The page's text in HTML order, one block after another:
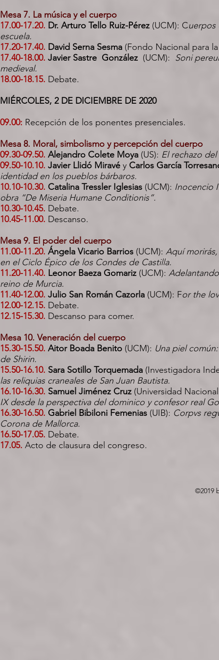
Mesa 7. La música y el cuerpo
17.00-17.20. Dr. Arturo Tello Ruiz-Pérez (UCM): Cuerpos
escuela.
17.20-17.40. David Serna Sesma (Fondo Nacional para
17.40-18.00. Javier Sastre González (UCM): Soni
medieval.
18.00-18.15. Debate.
MIÉRCOLES, 2 DE DICIEMBRE DE 2020
09.00: Recepción de los ponentes presenciales.
Mesa 8. Moral, simbolismo y percepción del cuerpo
09.30-09.50. Alejandro Colete Moya (US): El rechazo
09.50-10.10. Javier Llidó Miravé y Carlos García
identidad en los pueblos bárbaros.
10.10-10.30. Catalina Tressler Iglesias (UCM): Inocencio
obra “De Miseria Humane Conditionis”.
10.30-10.45. Debate.
10.45-11.00. Descanso.
Mesa 9. El poder del cuerpo
11.00-11.20. Ángela Vicario Barrios (UCM): Aquí
en el Ciclo Épico de los Condes de Castilla.
11.20-11.40. Leonor Baeza Gomariz (UCM):
reino de Murcia.
11.40-12.00. Julio San Román Cazorla (UCM): For the
12.00-12.15. Debate.
12.15-15.30. Descanso para comer.
Mesa 10. Veneración del cuerpo
15.30-15.50. Aitor Boada Benito (UCM): Una piel
de Shirin.
15.50-16.10. Sara Sotillo Torquemada (Investigadora
las reliquias craneales de San Juan Bautista.
16.10-16.30. Samuel Jiménez Cruz (Universidad
IX desde la perspectiva del dominico y confesor real
16.30-16.50. Gabriel Bibiloni Femenias (UIB): Corpvs
Corona de Mallorca.
16.50-17.05. Debate.
17.05. Acto de clausura del congreso.
©2019